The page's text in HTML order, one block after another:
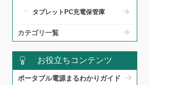
タブレットPC充電保管庫
カテゴリ一覧
お役立ちコンテンツ
ポータブル電源まるわかりガイド​